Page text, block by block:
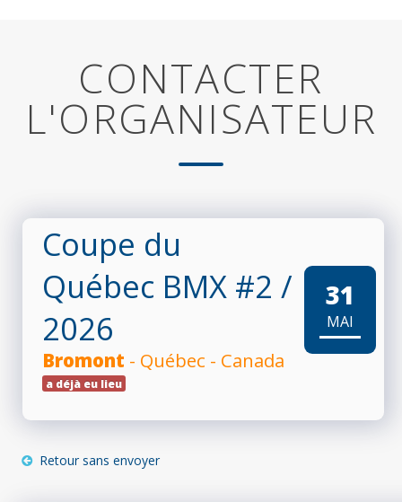
CONTACTER
L'ORGANISATEUR
Coupe du
Québec BMX #2 /
2026
Bromont - Québec - Canada
a déjà eu lieu
31
MAI
Retour sans envoyer